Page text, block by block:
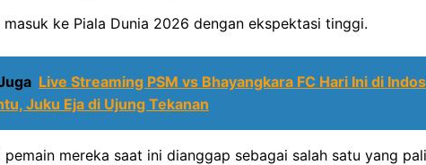
ke Piala Dunia 2026 dengan ekspektasi tinggi.
Live Streaming PSM vs Bhayangkara FC Hari Ini di
Juku Eja di Ujung Tekanan
pemain mereka saat ini dianggap sebagai salah satu yang